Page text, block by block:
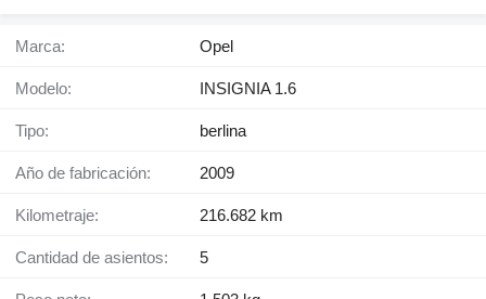
Marca: Opel
Modelo: INSIGNIA 1.6
Tipo: berlina
Año de fabricación: 2009
Kilometraje: 216.682 km
Cantidad de asientos: 5